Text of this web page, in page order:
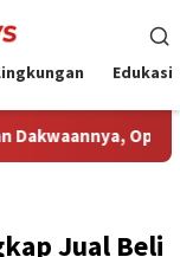
Edukasi
Optimistis
Jual Beli